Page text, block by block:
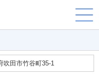
吹田市竹谷町35-1